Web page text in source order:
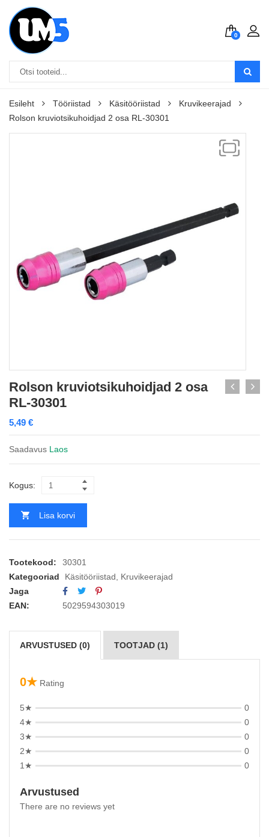
0
Esileht Tööriistad Käsitööriistad
Kruvikeerajad
Rolson kruviotsikuhoidjad 2 osa RL-30301
Rolson kruviotsikuhoidjad 2 osa
RL-30301
5,49 €
Saadavus Laos
Kogus:
Lisa korvi
Tootekood:
30301
Kategooriad
Käsitööriistad
Kruvikeerajad
Jaga
EAN:
5029594303019
ARVUSTUSED (0) TOOTJAD (1)
0★ Rating
5★
0
4★
0
3★
0
2★
0
1★
0
Arvustused
There are no reviews yet